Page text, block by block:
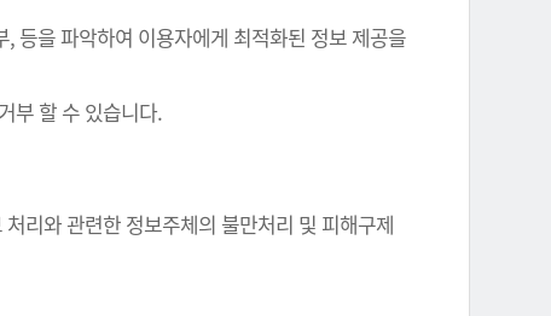
등을 파악하여 이용자에게 최적화된 정보 제공을
부 할 수 있습니다.
리와 관련한 정보주체의 불만처리 및 피해구제